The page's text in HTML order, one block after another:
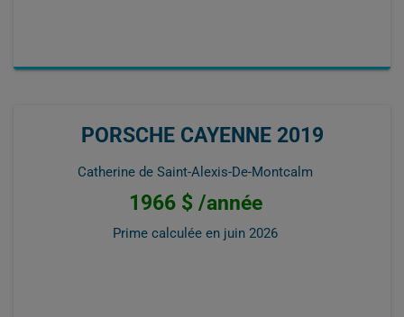
PORSCHE CAYENNE 2019
Catherine de Saint-Alexis-De-Montcalm
1966 $ /année
Prime calculée en juin 2026